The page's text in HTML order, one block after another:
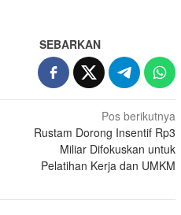
SEBARKAN
Pos berikutnya
Rustam Dorong Insentif Rp3
Miliar Difokuskan untuk
Pelatihan Kerja dan UMKM